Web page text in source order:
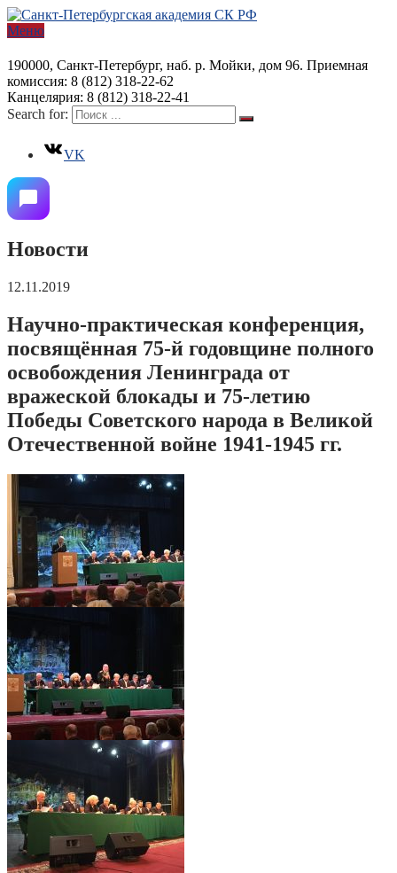
Меню
190000, Санкт-Петербург, наб. р. Мойки, дом 96. Приемная
комиссия: 8 (812) 318-22-62
Канцелярия: 8 (812) 318-22-41
Search for:
VK
Новости
12.11.2019
Научно-практическая конференция,
посвящённая 75-й годовщине полного
освобождения Ленинграда от
вражеской блокады и 75-летию
Победы Советского народа в Великой
Отечественной войне 1941-1945 гг.